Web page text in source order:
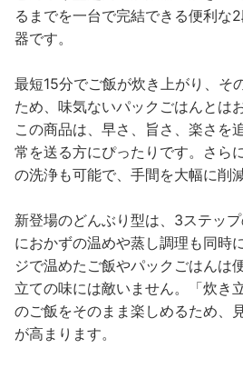
るまでを一台で完結できる便利な
器です。
最短15分でご飯が炊き上がり、そ
ため、味気ないパックごはんとは
この商品は、早さ、旨さ、楽さを
常を送る方にぴったりです。さら
の洗浄も可能で、手間を大幅に削
新登場のどんぶり型は、3ステッ
におかずの温めや蒸し調理も同時
ジで温めたご飯やパックごはんは
立ての味には敵いません。「炊き
のご飯をそのまま楽しめるため、
が高まります。